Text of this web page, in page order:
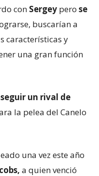
con Sergey pero se
buscarían a
características y
una gran función
un rival de
la pelea del Canelo
una vez este año
a quien venció